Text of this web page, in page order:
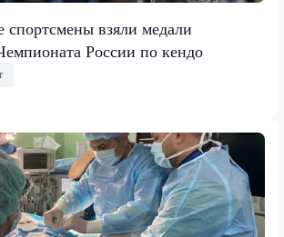
спортсмены взяли медали
России по кендо